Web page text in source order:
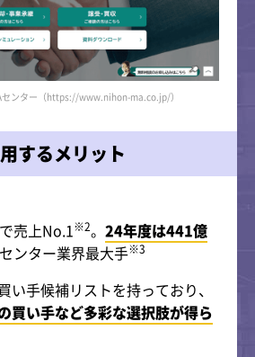
センター（https://www.nihon-ma.co.jp/）
するメリット
売上No.1※2。 24年度は441億
ンター業界最大手※3
い手候補リストを持っており、
買い手など多彩な選択肢が得ら